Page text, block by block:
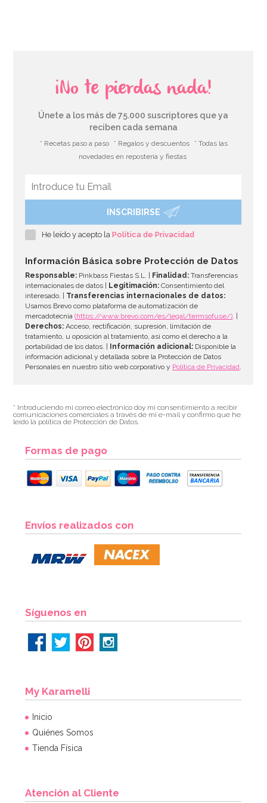
¡No te pierdas nada!
Únete a los más de 75.000 suscriptores que ya
reciben cada semana
* Recetas paso a paso * Regalos y descuentos
* Todas las
novedades en repostería y fiestas
INSCRIBIRSE
He leído y acepto laPolítica de Privacidad
Información Básica sobre Protección de Datos
Responsable: Pinkbass Fiestas S.L. | Finalidad: Transferencias
internacionales de datos |
Legitimación: Consentimiento del
interesado. | Transferencias internacionales de datos:
Usamos Brevo como plataforma de automatización de
mercadotecnia(https://www.brevo.com/es/legal/termsofuse/). |
Derechos: Acceso, rectificación, supresión, limitación de
tratamiento, u oposición al tratamiento, así como el derecho a la
portabilidad de los datos. |
Información adicional: Disponible la
información adicional y detallada sobre la Protección de Datos
Personales en nuestro sitio web corporativo y Política de Privacidad.
* Introduciendo mi correo electrónico doy mi consentimiento a recibir
comunicaciones comerciales a través de mi e-mail y confirmo que he
leído la política de Protección de Datos.
Formas de pago
Envíos realizados con
Síguenos en
My Karamelli
Inicio
Quiénes Somos
Tienda Física
Atención al Cliente